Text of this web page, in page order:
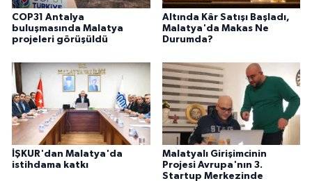
COP31 Antalya
buluşmasında Malatya
projeleri görüşüldü
Altında Kâr Satışı Başladı,
Malatya'da Makas Ne
Durumda?
İŞKUR'dan Malatya'da
istihdama katkı
Malatyalı Girişimcinin
Projesi Avrupa'nın 3.
Startup Merkezinde